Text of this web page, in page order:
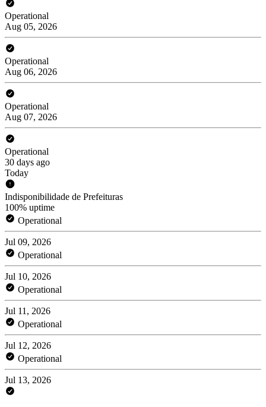
Operational
Aug 05, 2026
Operational
Aug 06, 2026
Operational
Aug 07, 2026
Operational
30 days ago
Today
Indisponibilidade de Prefeituras
100% uptime
Operational
Jul 09, 2026
Operational
Jul 10, 2026
Operational
Jul 11, 2026
Operational
Jul 12, 2026
Operational
Jul 13, 2026